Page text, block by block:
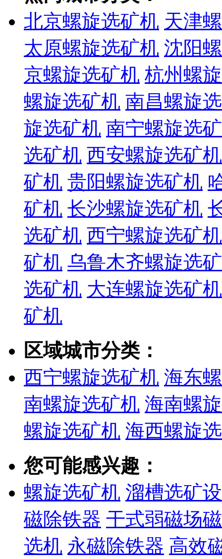
北京螺旋选矿机 天津
太原螺旋选矿机 沈阳
京螺旋选矿机 杭州螺
螺旋选矿机 南昌螺旋
旋选矿机 南宁螺旋选
选矿机 西安螺旋选矿机
矿机 贵阳螺旋选矿机
矿机 长沙螺旋选矿机
选矿机 西宁螺旋选矿机
矿机 乌鲁木齐螺旋选
选矿机 大连螺旋选矿机
矿机
区域城市分类：
西宁螺旋选矿机 海东
南螺旋选矿机 海南螺
螺旋选矿机 海西螺旋
您可能感兴趣：
螺旋选矿机 溜槽选矿
磁除铁器 干式弱磁场
选机 永磁除铁器 高效